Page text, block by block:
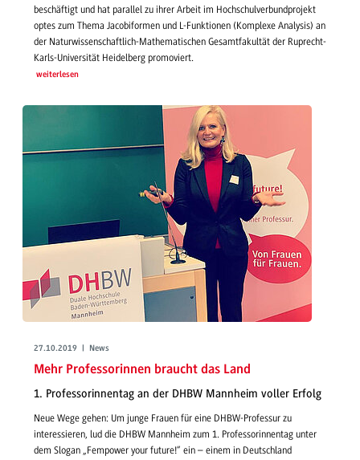
beschäftigt und hat parallel zu ihrer Arbeit im Hochschulverbundprojekt
optes zum Thema Jacobiformen und L-Funktionen (Komplexe Analysis) an
der Naturwissenschaftlich-Mathematischen Gesamtfakultät der Ruprecht-
Karls-Universität Heidelberg promoviert.
weiterlesen
27.10.2019 | News
Mehr Professorinnen braucht das Land
1. Professorinnentag an der DHBW Mannheim voller Erfolg
Neue Wege gehen: Um junge Frauen für eine DHBW-Professur zu
interessieren, lud die DHBW Mannheim zum 1. Professorinnentag unter
dem Slogan „Fempower your future!“ ein – einem in Deutschland